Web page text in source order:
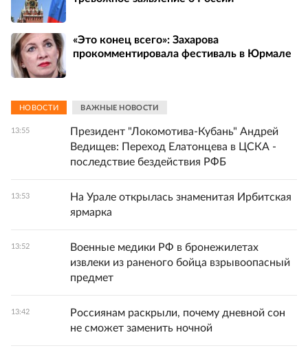
«Это конец всего»: Захарова
прокомментировала фестиваль в Юрмале
НОВОСТИ ВАЖНЫЕ НОВОСТИ
13:55
Президент "Локомотива-Кубань" Андрей
Ведищев: Переход Елатонцева в ЦСКА -
последствие бездействия РФБ
13:53
На Урале открылась знаменитая Ирбитская
ярмарка
13:52
Военные медики РФ в бронежилетах
извлеки из раненого бойца взрывоопасный
предмет
13:42
Россиянам раскрыли, почему дневной сон
не сможет заменить ночной